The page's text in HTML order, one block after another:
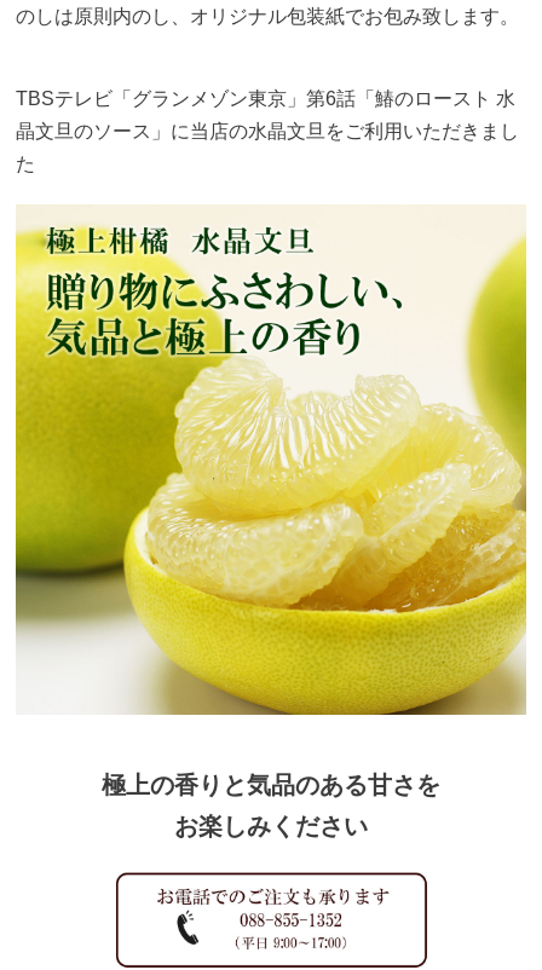
のしは原則内のし、オリジナル包装紙でお包み致します。
TBSテレビ「グランメゾン東京」第6話「鰆のロースト 水
晶文旦のソース」に当店の水晶文旦をご利用いただきまし
た
極上の香りと気品のある甘さを
お楽しみください